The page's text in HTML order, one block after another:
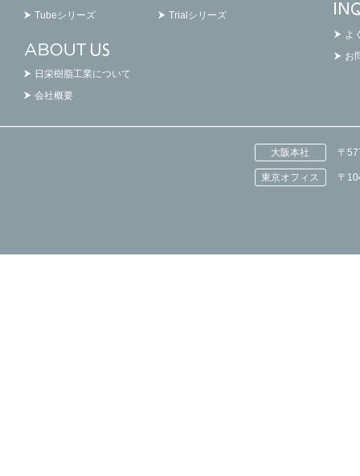
Tubeシリーズ
Trialシリーズ
日栄樹脂工業について
会社概要
よ
お
大阪本社 〒
東京オフィス 〒